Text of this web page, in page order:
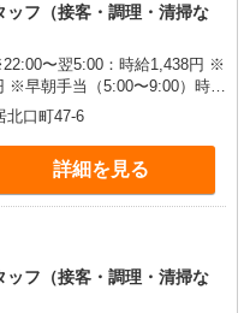
ッフ（接客・調理・清掃な
〜翌5:00：時給1,438円 ※
※早朝手当（5:00〜9:00）時給
北口町47-6
詳細を見る
ッフ（接客・調理・清掃な